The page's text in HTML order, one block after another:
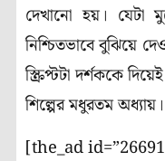
দেখানো হয়। যেটা
নিশ্চিতভাবে বুঝিয়ে
স্ক্রিপ্টটা দর্শককে
শিল্পের মধুরতম
[the_ad